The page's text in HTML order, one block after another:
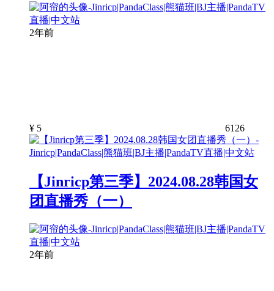
2年前
¥ 5 6126
【Jinricp第三季】2024.08.28韩国女
团直播秀（一）
2年前